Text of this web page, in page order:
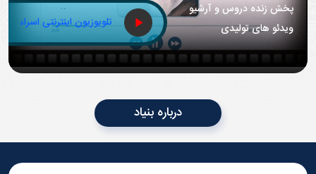
پخش زنده دروس و آرشیو
ویدئو های تولیدی
تلویوزیون اینترنتی اسراء
درباره بنیاد